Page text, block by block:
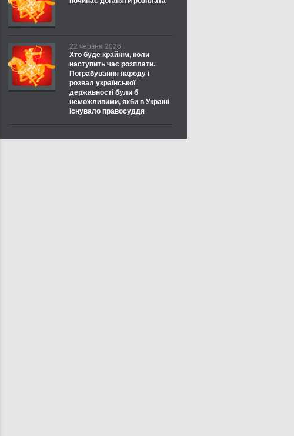
22 червня 2026
Хто буде крайнім, коли
наступить час розплати.
Пограбування народу і
розвал української
державності були б
неможливими, якби в Україні
існувало правосуддя